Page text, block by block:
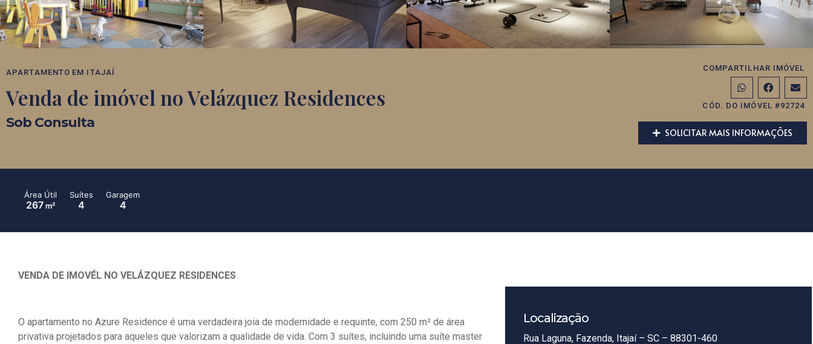
APARTAMENTO EM ITAJAÍ
Venda de imóvel no Velázquez Residences
Sob Consulta
COMPARTILHAR IMÓVEL
CÓD. DO IMÓVEL #92724
SOLICITAR MAIS INFORMAÇÕES
Área Útil
267 m²
Suítes
4
Garagem
4
VENDA DE IMOVÉL NO VELÁZQUEZ RESIDENCES
O apartamento no Azure Residence é uma verdadeira joia de modernidade e requinte, com 250 m² de área
privativa projetados para aqueles que valorizam a qualidade de vida. Com 3 suítes, incluindo uma suíte master
Localização
Rua Laguna, Fazenda, Itajaí – SC – 88301-460